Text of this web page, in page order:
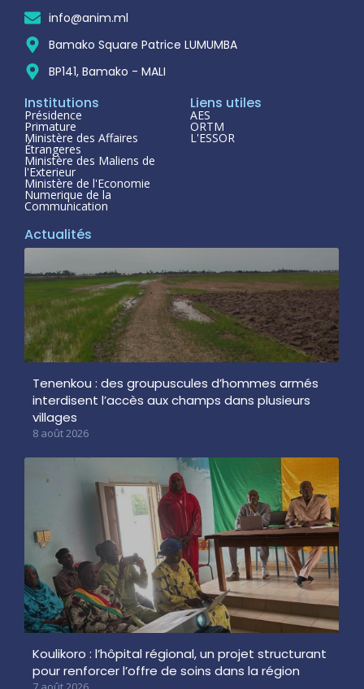
info@anim.ml
Bamako Square Patrice LUMUMBA
BP141, Bamako - MALI
Institutions
Présidence
Primature
Ministère des Affaires
Étrangeres
Ministère des Maliens de
l'Exterieur
Ministère de l'Economie
Numerique de la
Communication
Liens utiles
AES
ORTM
L'ESSOR
Actualités
Tenenkou : des groupuscules d’hommes armés
interdisent l’accès aux champs dans plusieurs
villages
8 août 2026
Koulikoro : l’hôpital régional, un projet structurant
pour renforcer l’offre de soins dans la région